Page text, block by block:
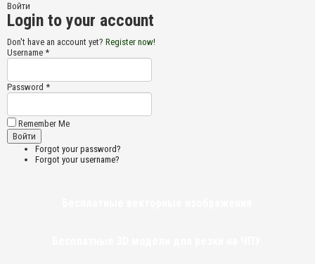
Войти
Login to your account
Don't have an account yet? Register now!
Username *
Password *
Remember Me
Forgot your password?
Forgot your username?